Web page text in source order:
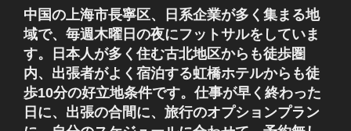
中国の上海市長寧区、日系企業が多く集まる地
域で、毎週木曜日の夜にフットサルをしていま
す。日本人が多く住む古北地区からも徒歩圏
内、出張者がよく宿泊する虹橋ホテルからも徒
歩10分の好立地条件です。仕事が早く終わった
日に、出張の合間に、旅行のオプションプラン